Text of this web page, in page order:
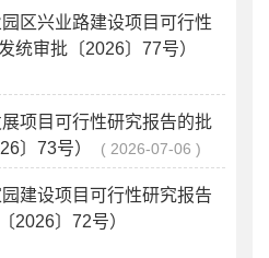
区兴业路建设项目可行性
统审批〔2026〕77号）
项目可行性研究报告的批
〕73号）
2026-07-06
建设项目可行性研究报告
2026〕72号）